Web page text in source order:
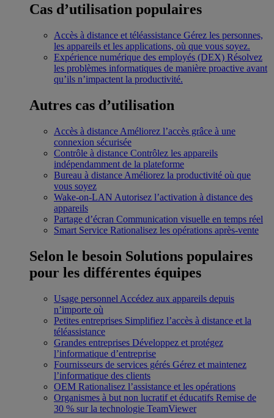
Cas d’utilisation populaires
Accès à distance et téléassistance Gérez les personnes,
les appareils et les applications, où que vous soyez.
Expérience numérique des employés (DEX) Résolvez
les problèmes informatiques de manière proactive avant
qu’ils n’impactent la productivité.
Autres cas d’utilisation
Accès à distance Améliorez l’accès grâce à une
connexion sécurisée
Contrôle à distance Contrôlez les appareils
indépendamment de la plateforme
Bureau à distance Améliorez la productivité où que
vous soyez
Wake-on-LAN Autorisez l’activation à distance des
appareils
Partage d’écran Communication visuelle en temps réel
Smart Service Rationalisez les opérations après-vente
Selon le besoin Solutions populaires
pour les différentes équipes
Usage personnel Accédez aux appareils depuis
n’importe où
Petites entreprises Simplifiez l’accès à distance et la
téléassistance
Grandes entreprises Développez et protégez
l’informatique d’entreprise
Fournisseurs de services gérés Gérez et maintenez
l’informatique des clients
OEM Rationalisez l’assistance et les opérations
Organismes à but non lucratif et éducatifs Remise de
30 % sur la technologie TeamViewer